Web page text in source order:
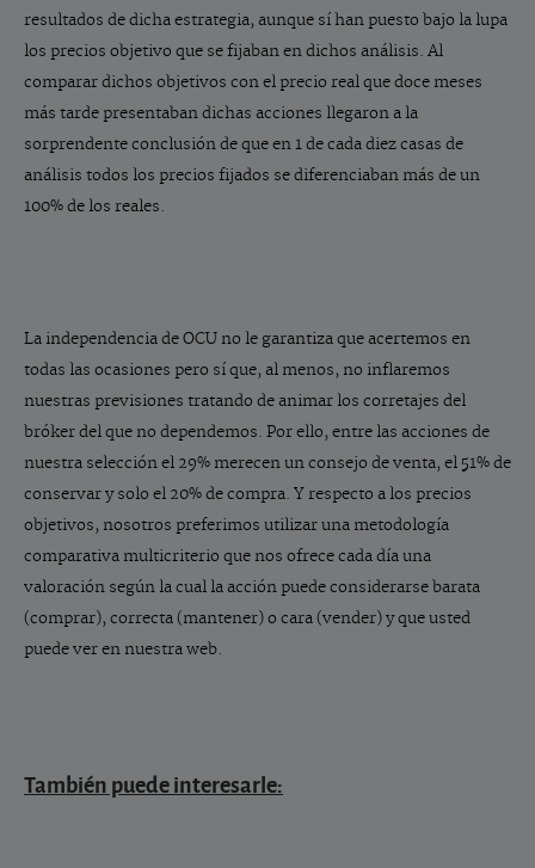
resultados de dicha estrategia, aunque sí han puesto bajo la lupa
los precios objetivo que se fijaban en dichos análisis. Al
comparar dichos objetivos con el precio real que doce meses
más tarde presentaban dichas acciones llegaron a la
sorprendente conclusión de que en 1 de cada diez casas de
análisis todos los precios fijados se diferenciaban más de un
100% de los reales.
La independencia de OCU no le garantiza que acertemos en
todas las ocasiones pero sí que, al menos, no inflaremos
nuestras previsiones tratando de animar los corretajes del
bróker del que no dependemos. Por ello, entre las acciones de
nuestra selección el 29% merecen un consejo de venta, el 51% de
conservar y solo el 20% de compra. Y respecto a los precios
objetivos, nosotros preferimos utilizar una metodología
comparativa multicriterio que nos ofrece cada día una
valoración según la cual la acción puede considerarse barata
(comprar), correcta (mantener) o cara (vender) y que usted
puede ver en nuestra web.
También puede interesarle: